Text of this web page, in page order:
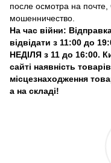
после осмотра на
мошенничество.
На час війни:
відвідати з 11:00 до
НЕДІЛЯ з 11 до 16:00.
сайті наявність
місцезнаходження
а на складі!